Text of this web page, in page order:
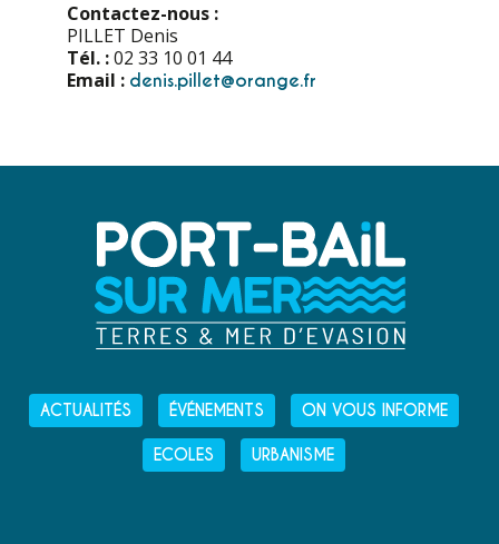
Contactez-nous :
PILLET Denis
Tél. :02 33 10 01 44
Email : denis.pillet@orange.fr
ACTUALITÉS ÉVÉNEMENTS ON VOUS INFORME
ECOLES URBANISME